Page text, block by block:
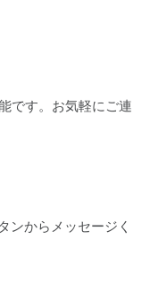
です。お気軽にご連
ンからメッセージく